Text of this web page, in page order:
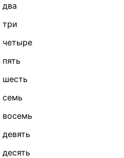
два
три
четыре
пять
шесть
семь
восемь
девять
десять